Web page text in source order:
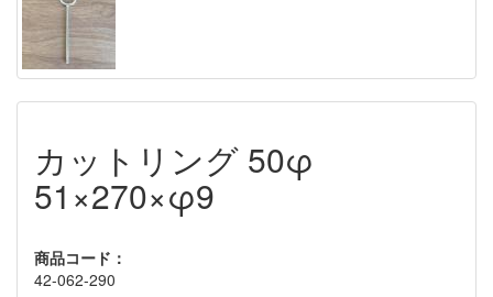
カットリング 50φ
51×270×φ9
商品コード：
42-062-290